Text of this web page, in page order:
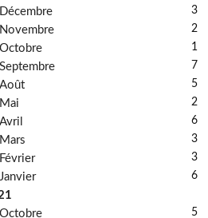
Décembre
3
Novembre 2
Octobre 1
Septembre 7
Août 5
Mai 2
Avril 6
Mars 3
Février 3
Janvier 6
Octobre
5